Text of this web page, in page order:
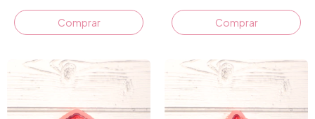
Comprar Comprar